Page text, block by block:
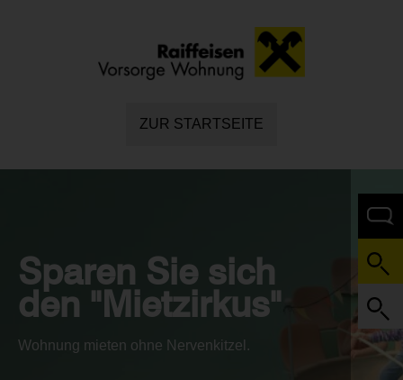
ZUR STARTSEITE
Sparen Sie sich
den "Mietzirkus"
Wohnung mieten ohne Nervenkitzel.